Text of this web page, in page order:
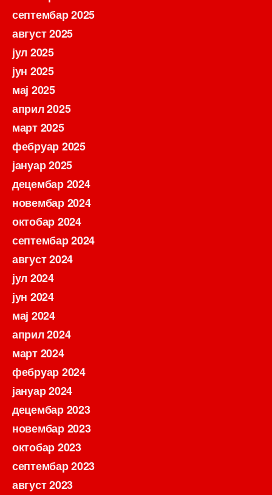
септембар 2025
август 2025
јул 2025
јун 2025
мај 2025
април 2025
март 2025
фебруар 2025
јануар 2025
децембар 2024
новембар 2024
октобар 2024
септембар 2024
август 2024
јул 2024
јун 2024
мај 2024
април 2024
март 2024
фебруар 2024
јануар 2024
децембар 2023
новембар 2023
октобар 2023
септембар 2023
август 2023